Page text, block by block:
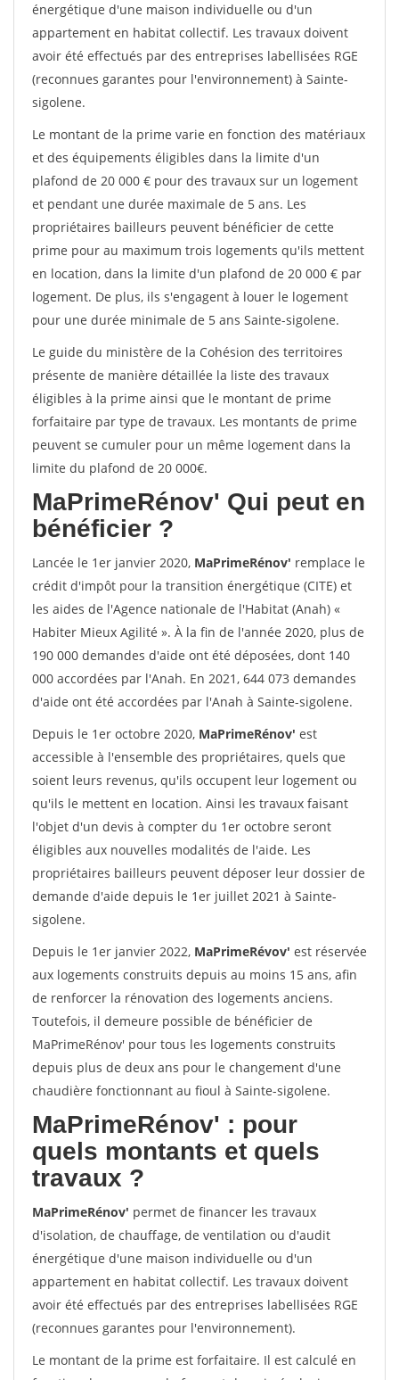
énergétique d'une maison individuelle ou d'un
appartement en habitat collectif. Les travaux doivent
avoir été effectués par des entreprises labellisées RGE
(reconnues garantes pour l'environnement) à Sainte-
sigolene.
Le montant de la prime varie en fonction des matériaux
et des équipements éligibles dans la limite d'un
plafond de 20 000 € pour des travaux sur un logement
et pendant une durée maximale de 5 ans. Les
propriétaires bailleurs peuvent bénéficier de cette
prime pour au maximum trois logements qu'ils mettent
en location, dans la limite d'un plafond de 20 000 € par
logement. De plus, ils s'engagent à louer le logement
pour une durée minimale de 5 ans Sainte-sigolene.
Le guide du ministère de la Cohésion des territoires
présente de manière détaillée la liste des travaux
éligibles à la prime ainsi que le montant de prime
forfaitaire par type de travaux. Les montants de prime
peuvent se cumuler pour un même logement dans la
limite du plafond de 20 000€.
MaPrimeRénov' Qui peut en
bénéficier ?
Lancée le 1er janvier 2020, MaPrimeRénov' remplace le
crédit d'impôt pour la transition énergétique (CITE) et
les aides de l'Agence nationale de l'Habitat (Anah) «
Habiter Mieux Agilité ». À la fin de l'année 2020, plus de
190 000 demandes d'aide ont été déposées, dont 140
000 accordées par l'Anah. En 2021, 644 073 demandes
d'aide ont été accordées par l'Anah à Sainte-sigolene.
Depuis le 1er octobre 2020, MaPrimeRénov' est
accessible à l'ensemble des propriétaires, quels que
soient leurs revenus, qu'ils occupent leur logement ou
qu'ils le mettent en location. Ainsi les travaux faisant
l'objet d'un devis à compter du 1er octobre seront
éligibles aux nouvelles modalités de l'aide. Les
propriétaires bailleurs peuvent déposer leur dossier de
demande d'aide depuis le 1er juillet 2021 à Sainte-
sigolene.
Depuis le 1er janvier 2022, MaPrimeRévov' est réservée
aux logements construits depuis au moins 15 ans, afin
de renforcer la rénovation des logements anciens.
Toutefois, il demeure possible de bénéficier de
MaPrimeRénov' pour tous les logements construits
depuis plus de deux ans pour le changement d'une
chaudière fonctionnant au fioul à Sainte-sigolene.
MaPrimeRénov' : pour
quels montants et quels
travaux ?
MaPrimeRénov' permet de financer les travaux
d'isolation, de chauffage, de ventilation ou d'audit
énergétique d'une maison individuelle ou d'un
appartement en habitat collectif. Les travaux doivent
avoir été effectués par des entreprises labellisées RGE
(reconnues garantes pour l'environnement).
Le montant de la prime est forfaitaire. Il est calculé en